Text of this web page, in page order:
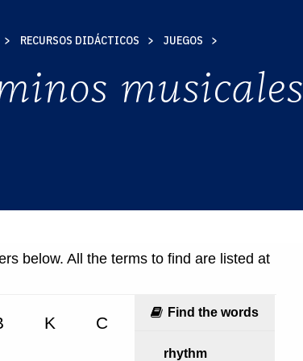
RECURSOS DIDÁCTICOS JUEGOS
musicales